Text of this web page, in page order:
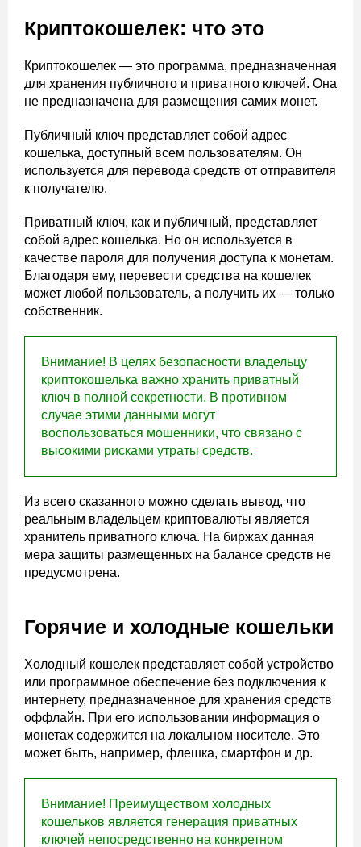
Криптокошелек: что это
Криптокошелек — это программа, предназначенная
для хранения публичного и приватного ключей. Она
не предназначена для размещения самих монет.
Публичный ключ представляет собой адрес
кошелька, доступный всем пользователям. Он
используется для перевода средств от отправителя
к получателю.
Приватный ключ, как и публичный, представляет
собой адрес кошелька. Но он используется в
качестве пароля для получения доступа к монетам.
Благодаря ему, перевести средства на кошелек
может любой пользователь, а получить их — только
собственник.
Внимание! В целях безопасности владельцу
криптокошелька важно хранить приватный
ключ в полной секретности. В противном
случае этими данными могут
воспользоваться мошенники, что связано с
высокими рисками утраты средств.
Из всего сказанного можно сделать вывод, что
реальным владельцем криптовалюты является
хранитель приватного ключа. На биржах данная
мера защиты размещенных на балансе средств не
предусмотрена.
Горячие и холодные кошельки
Холодный кошелек представляет собой устройство
или программное обеспечение без подключения к
интернету, предназначенное для хранения средств
оффлайн. При его использовании информация о
монетах содержится на локальном носителе. Это
может быть, например, флешка, смартфон и др.
Внимание! Преимуществом холодных
кошельков является генерация приватных
ключей непосредственно на конкретном